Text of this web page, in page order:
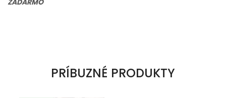
PRÍBUZNÉ PRODUKTY